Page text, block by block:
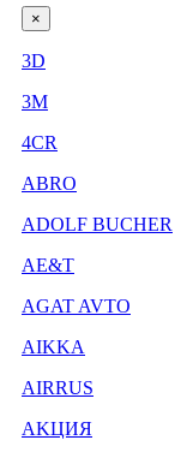
×
3D
3М
4CR
ABRO
ADOLF BUCHER
AE&T
AGAT AVTO
AIKKA
AIRRUS
AKЦИЯ